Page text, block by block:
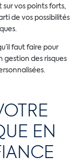
sur vos points forts,
de vos possibilités
faut faire pour
gestion des risques
EN